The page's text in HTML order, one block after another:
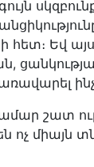
Եվ այս
շատ
միայն